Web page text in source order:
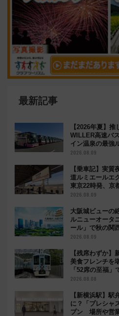
最新記事
【2026年夏】
WILLER高速バ
イン温泉の最強
とめ
2026.08.09
【乗車記】実
道ルミエールエ
東京22時発、
ろは岐阜羽島の
2026.08.09
大阪城ビューの
ルニューオータ
ール」で秋の関
日まで！）
2026.08.09
【残席わずか
美食フレンチを
「52席の至福
別コラボ
2026.08.08
【新横浜駅】駅
に？「プレシャ
プン 場所や営